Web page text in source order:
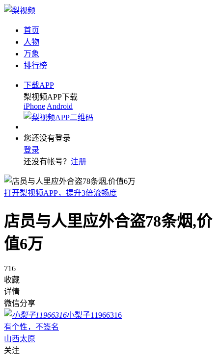
首页
人物
万象
排行榜
下载APP
梨视频APP下载
iPhone Android
您还没有登录
登录
还没有帐号？ 注册
打开梨视频APP，提升3倍流畅度
店员与人里应外合盗78条烟,价
值6万
716
收藏
详情
微信分享
小梨子11966316
有个性，不签名
山西太原
关注